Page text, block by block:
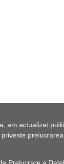
am actualizat